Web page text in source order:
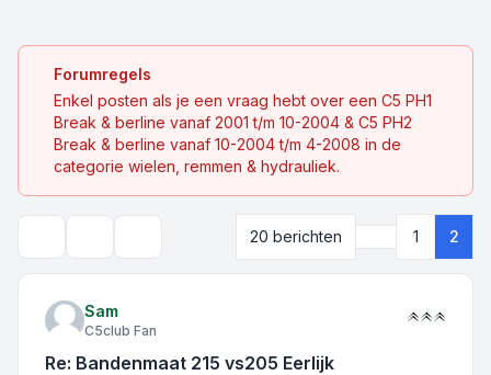
Forumregels
Enkel posten als je een vraag hebt over een C5 PH1
Break & berline vanaf 2001 t/m 10-2004 & C5 PH2
Break & berline vanaf 10-2004 t/m 4-2008 in de
categorie wielen, remmen & hydrauliek.
Onderwerpgereedschap20 berichten Vorige1 2
Sam
C5club Fan
Re: Bandenmaat 215 vs205 Eerlijk